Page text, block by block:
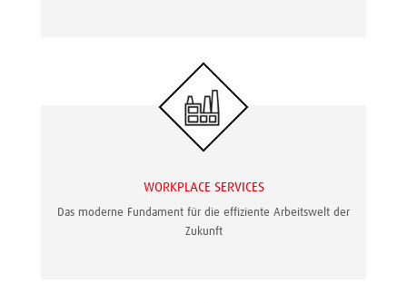
WORKPLACE SERVICES
Das moderne Fundament für die effiziente Arbeitswelt der
Zukunft